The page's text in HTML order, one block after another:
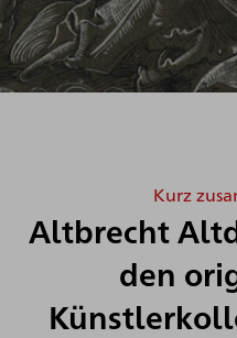
Kurz
Altbrecht
den